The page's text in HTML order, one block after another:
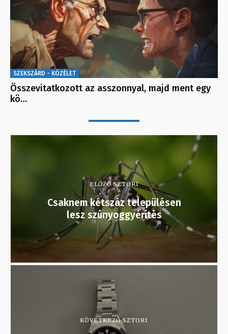
SZEKSZÁRD - KÖZÉLET
Összevitatkozott az asszonnyal, majd ment egy
kö…
ELŐZŐ SZTORI
Csaknem kétszáz településen
lesz szúnyoggyérítés
KÖVETKEZŐ SZTORI